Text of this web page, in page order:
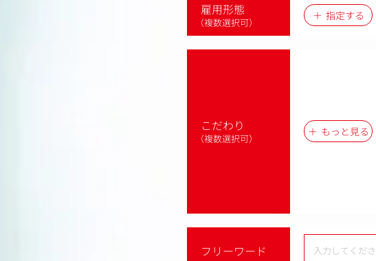
雇用形態
（複数選択可）
指定する
こだわり
（複数選択可）
もっと見る
フリーワード